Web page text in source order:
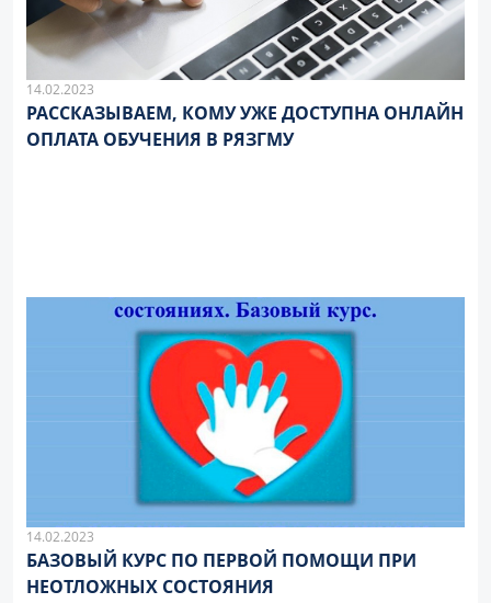
14.02.2023
РАССКАЗЫВАЕМ, КОМУ УЖЕ ДОСТУПНА ОНЛАЙН
ОПЛАТА ОБУЧЕНИЯ В РЯЗГМУ
14.02.2023
БАЗОВЫЙ КУРС ПО ПЕРВОЙ ПОМОЩИ ПРИ
НЕОТЛОЖНЫХ СОСТОЯНИЯ